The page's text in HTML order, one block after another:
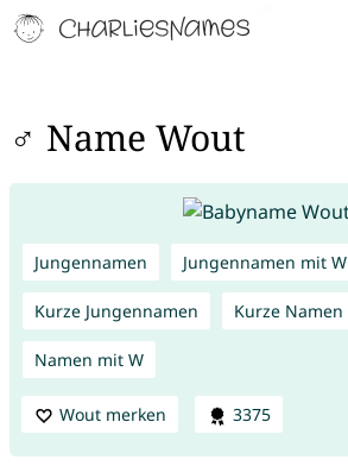
♂ Name Wout
Jungennamen Jungennamen mit W
Kurze Jungennamen Kurze Namen
Namen mit W
Wout merken 3375